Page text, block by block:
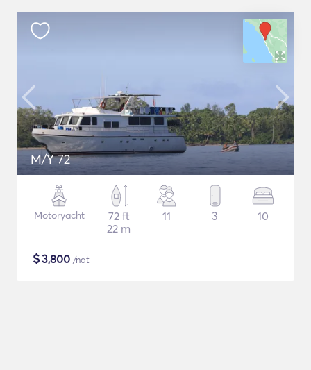
M/Y 72
Motoryacht
72 ft
22 m
11 3 10
$3,800 /nat